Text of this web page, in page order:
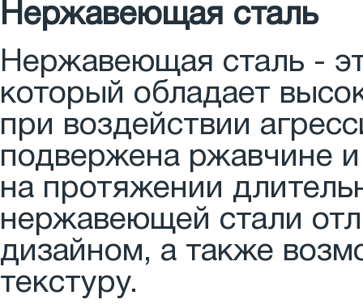
Нержавеющая сталь
Нержавеющая сталь -
который обладает
при воздействии
подвержена ржавчине
на протяжении
нержавеющей стали
дизайном, а также
текстуру.